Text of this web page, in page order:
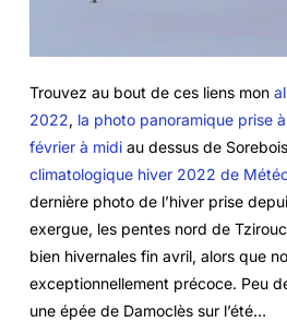
Trouvez au bout de ces liens mon
2022, la photo panoramique prise
février à midiau dessus de
climatologique hiver 2022 de
dernière photo de l’hiver prise
exergue, les pentes nord de
bien hivernales fin avril, alors que
exceptionnellement précoce. Peu
une épée de Damoclès sur l’été…